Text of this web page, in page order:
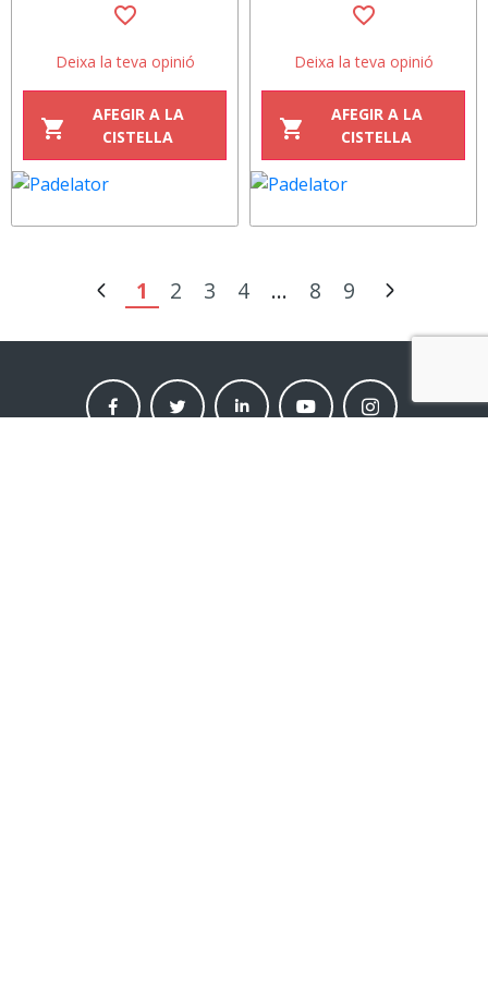
favorite_border
Deixa la teva opinió
shopping_cart
AFEGIR A LA
CISTELLA
favorite_border
Deixa la teva opinió
shopping_cart
AFEGIR A LA
CISTELLA
1 2 3 4 ... 8 9
facebook
moneder
twitter
moneder
linkedin
moneder
Youtube
moneder
instagram
moneder